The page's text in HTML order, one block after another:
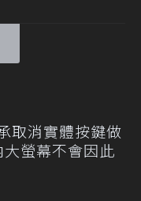
取消實體按鍵做
螢幕不會因此